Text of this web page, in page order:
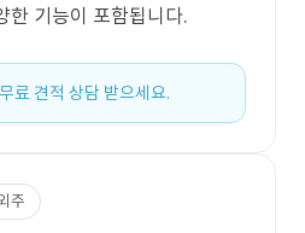
한 기능이 포함됩니다.
료 견적 상담 받으세요.
주